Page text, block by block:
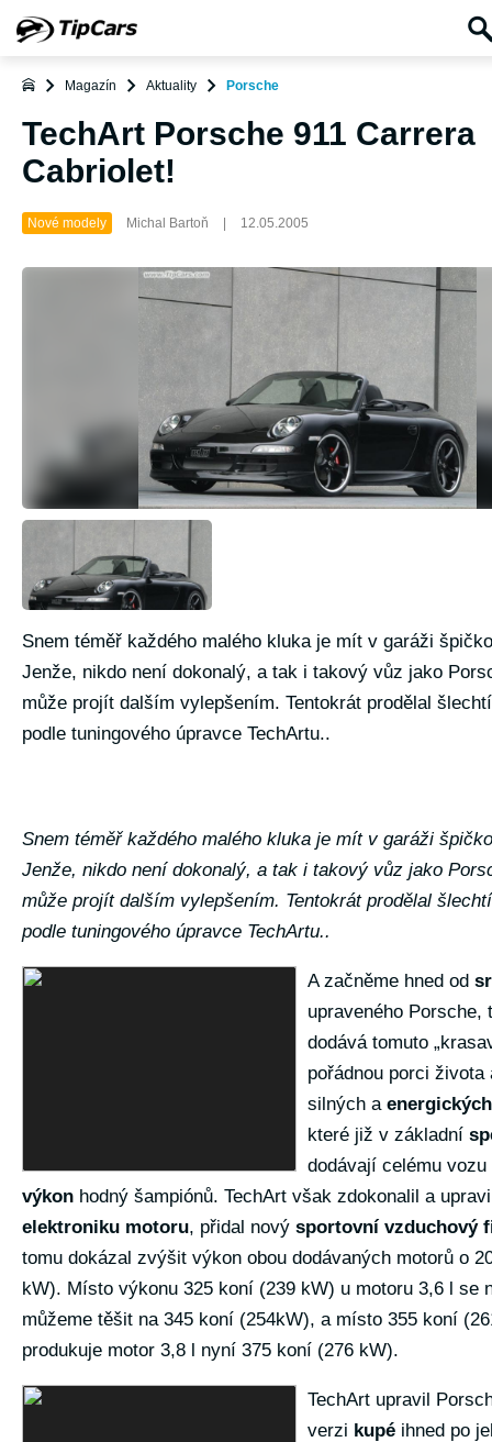
Magazín Aktuality Porsche
TechArt Porsche 911 Carrera
Cabriolet!
Nové modely Michal Bartoň 12.05.2005
Snem téměř každého malého kluka je mít v garáži
Jenže, nikdo není dokonalý, a tak i takový vůz jako
může projít dalším vylepšením. Tentokrát prodělal
podle tuningového úpravce TechArtu..
Snem téměř každého malého kluka je mít v garáži
Jenže, nikdo není dokonalý, a tak i takový vůz jako
může projít dalším vylepšením. Tentokrát prodělal
podle tuningového úpravce TechArtu..
A začněme hned od
upraveného Porsche,
dodává tomuto
pořádnou porci života
silných a
které již v základní
dodávají celému
výkon hodný šampiónů. TechArt však zdokonalil a
elektroniku motoru, přidal nový sportovní vzduchový
tomu dokázal zvýšit výkon obou dodávaných motorů o
kW). Místo výkonu 325 koní (239 kW) u motoru 3,6 l se
můžeme těšit na 345 koní (254kW), a místo 355 koní
produkuje motor 3,8 l nyní 375 koní (276 kW).
TechArt upravil
verzi kupé ihned po